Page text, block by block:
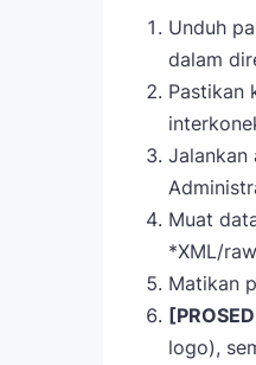
Unduh
dalam
Pastikan
Jalankan
Muat
*XML/
Matikan
logo),